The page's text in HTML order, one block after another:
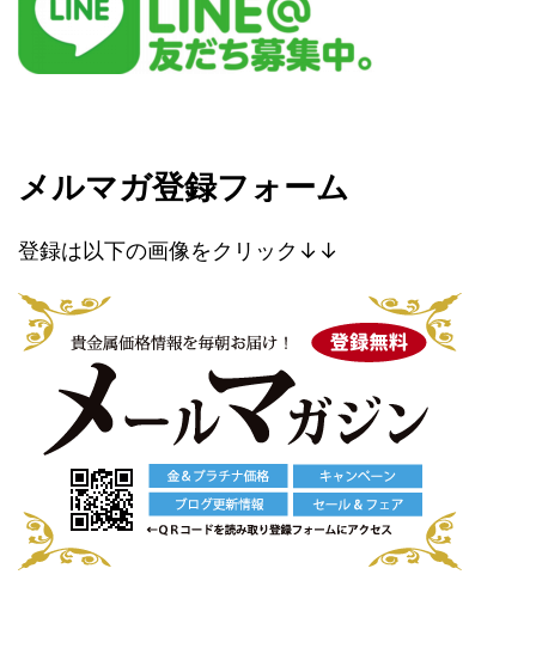
メルマガ登録フォーム
登録は以下の画像をクリック↓↓